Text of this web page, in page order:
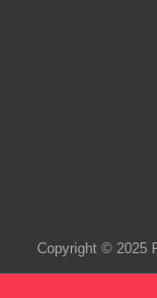
Copyright © 2025